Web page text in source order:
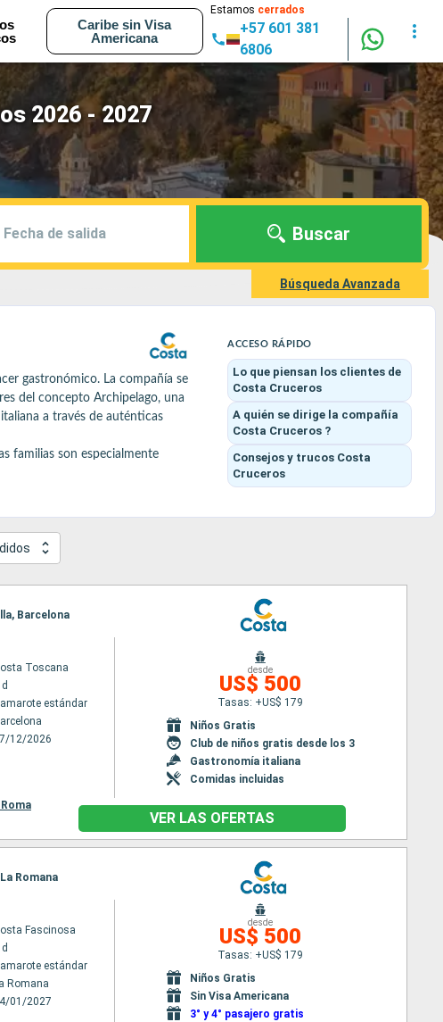
Caribe sin Visa
Americana
Estamos cerrados
+57 601 381
6806
2026 - 2027
Fecha de salida Buscar
Búsqueda Avanzada
gastronómico. La compañía se
del concepto Archipelago, una
a través de auténticas
familias son especialmente
infantiles exclusivos.
ACCESO RÁPIDO
Lo que piensan los clientes de
Costa Cruceros
A quién se dirige la compañía
Costa Cruceros ?
Consejos y trucos Costa
Cruceros
Barcelona
Toscana
estándar
12/2026
desde
US$ 500
Tasas: +US$ 179
Niños Gratis
Club de niños gratis desde los 3
Gastronomía italiana
Comidas incluidas
VER LAS OFERTAS
Romana
Fascinosa
estándar
Romana
01/2027
desde
US$ 500
Tasas: +US$ 179
Niños Gratis
Sin Visa Americana
3° y 4° pasajero gratis